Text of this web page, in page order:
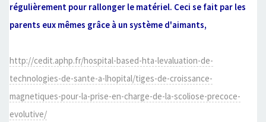
régulièrement pour rallonger le matériel. Ceci se fait par les
parents eux mêmes grâce à un système d'aimants,
http://cedit.aphp.fr/hospital-based-hta-levaluation-de-
technologies-de-sante-a-lhopital/tiges-de-croissance-
magnetiques-pour-la-prise-en-charge-de-la-scoliose-precoce-
evolutive/